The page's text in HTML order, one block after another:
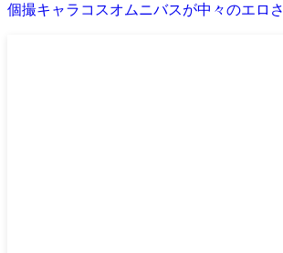
個撮キャラコスオムニバスが中々のエロさ